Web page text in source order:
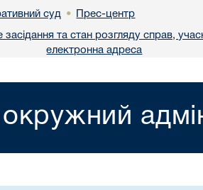
суд • Прес-центр
та стан розгляду справ,
електронна адреса